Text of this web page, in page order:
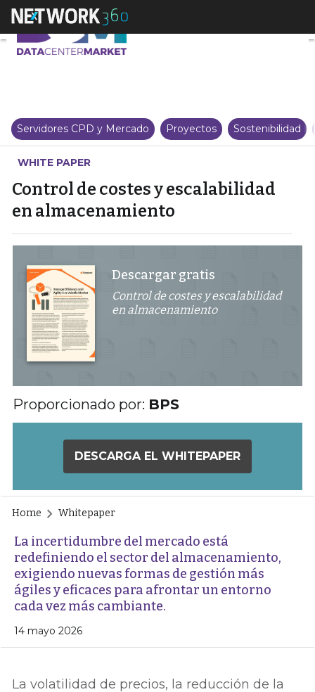
Control de costes y
Servidores CPD y Mercado Proyectos Sostenibilidad
WHITE PAPER
Control de costes y escalabilidad
en almacenamiento
Descargar gratis
Control de costes y escalabilidad
en almacenamiento
Proporcionado por: BPS
DESCARGA EL WHITEPAPER
Home Whitepaper
La incertidumbre del mercado está
redefiniendo el sector del almacenamiento,
exigiendo nuevas formas de gestión más
ágiles y eficaces para afrontar un entorno
cada vez más cambiante.
14 mayo 2026
La volatilidad de precios, la reducción de la